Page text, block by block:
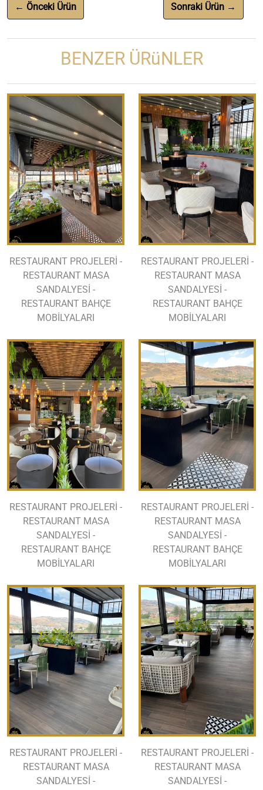
← Önceki Ürün Sonraki Ürün →
BENZER ÜRüNLER
RESTAURANT PROJELERİ -
RESTAURANT MASA
SANDALYESİ -
RESTAURANT BAHÇE
MOBİLYALARI
RESTAURANT PROJELERİ -
RESTAURANT MASA
SANDALYESİ -
RESTAURANT BAHÇE
MOBİLYALARI
RESTAURANT PROJELERİ -
RESTAURANT MASA
SANDALYESİ -
RESTAURANT BAHÇE
MOBİLYALARI
RESTAURANT PROJELERİ -
RESTAURANT MASA
SANDALYESİ -
RESTAURANT BAHÇE
MOBİLYALARI
RESTAURANT PROJELERİ -
RESTAURANT MASA
SANDALYESİ -
RESTAURANT PROJELERİ -
RESTAURANT MASA
SANDALYESİ -